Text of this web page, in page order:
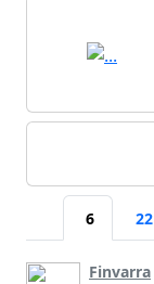
6 22
Finvarra